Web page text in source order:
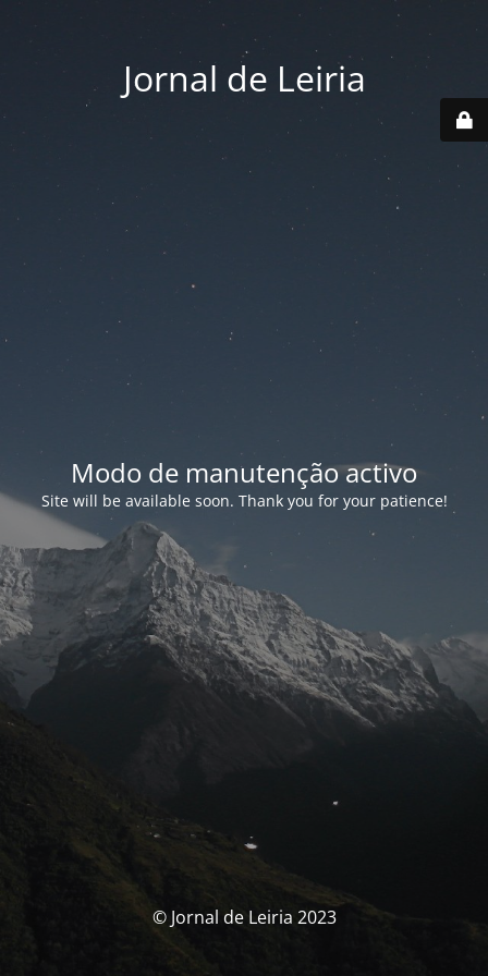
Jornal de Leiria
Modo de manutenção activo
Site will be available soon. Thank you for your patience!
© Jornal de Leiria 2023